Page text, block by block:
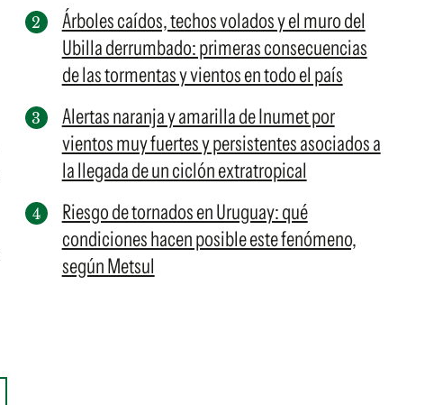
Árboles caídos, techos volados y el muro del
Ubilla derrumbado: primeras consecuencias
de las tormentas y vientos en todo el país
Alertas naranja y amarilla de Inumet por
vientos muy fuertes y persistentes asociados a
la llegada de un ciclón extratropical
Riesgo de tornados en Uruguay: qué
condiciones hacen posible este fenómeno,
según Metsul